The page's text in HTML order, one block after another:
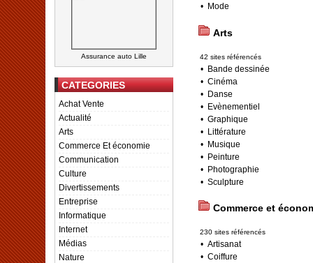
Assurance auto Lille
CATEGORIES
Achat Vente
Actualité
Arts
Commerce Et économie
Communication
Culture
Divertissements
Entreprise
Informatique
Internet
Médias
Nature
• Mode
Arts
42 sites référencés
• Bande dessinée
• Cinéma
• Danse
• Evènementiel
• Graphique
• Littérature
• Musique
• Peinture
• Photographie
• Sculpture
Commerce et
230 sites référencés
• Artisanat
• Coiffure